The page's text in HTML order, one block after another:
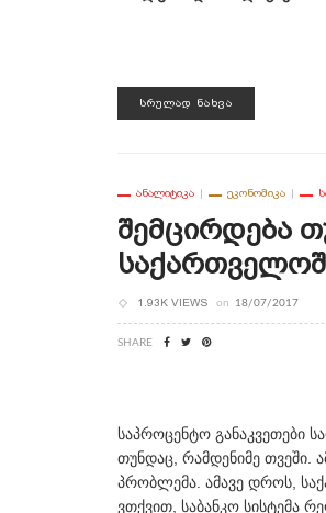
ᲡᲠᲣᲚᲐᲓ ᲜᲐᲮᲕᲐ
ᲐᲜᲐᲚᲘᲢᲘᲙᲐ ᲔᲙᲝᲜᲝᲛᲘᲙᲐ
Შემცირდება
1.93K VIEWS on 18/07/2017
SHARE
საპროცენტო განაკვეთები
თუნდაც, რამდენიმე თვეში.
პრობლემა. ამავე დროს,
ვთქვით, საბანკო სისტემა